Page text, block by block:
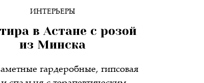
ИНТЕРЬЕРЫ
в Астане с розой
из Минска
гардеробные, гипсовая